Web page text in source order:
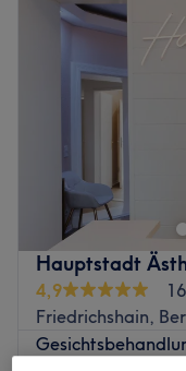
Donnerstag
Freitag
Sonntag
Der Salon Ümran
Friedrichshain
traditionelle
Augenbrauen-
Buch deinen
unkompliziert online
Unweit der
Hauptstadt
4,9
Friedrichshain,